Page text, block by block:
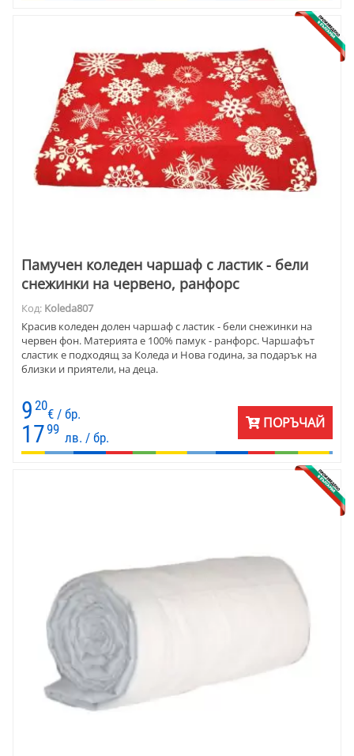
Памучен коледен чаршаф с ластик - бели
снежинки на червено, ранфорс
Код: Koleda807
Красив коледен долен чаршаф с ластик - бели снежинки на
червен фон. Материята е 100% памук - ранфорс. Чаршафът
сластик е подходящ за Коледа и Нова година, за подарък на
близки и приятели, на деца.
9 20
€ / бр.
1799
лв. / бр.
ПОРЪЧАЙ